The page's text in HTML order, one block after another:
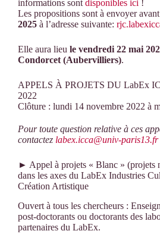
informations sont disponibles ici !
Les propositions sont à envoyer
2025 à l’adresse suivante:
Elle aura lieu le vendredi 22 mai
Condorcet (Aubervilliers).
APPELS À PROJETS DU LabEx
2022
Clôture : lundi 14 novembre 2022 à
Pour toute question relative à ces
contactez labex.icca@univ-paris13.fr
► Appel à projets « Blanc » (projets
dans les axes du LabEx Industries
Création Artistique
Ouvert à tous les chercheurs :
post-doctorants ou doctorants des
partenaires du LabEx.